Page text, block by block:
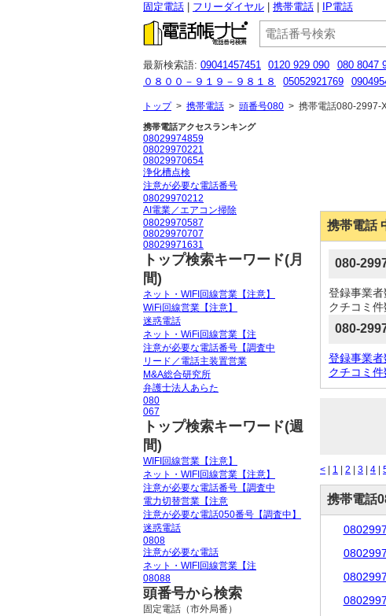
固定電話 フリーダイヤル 携帯電話 IP電話
最新検索語: 09041457451 0120 929 090 080 8047
０８００－９１９－９８１８
05052921769
トップ> 携帯電話 > 頭番号080 > 携帯電話080-2997-
携帯電話
080-
登録事業
クチコミ
080-
登録事業
クチコミ
< 1 2 3 4
携帯電話
携帯電話アクセスランキング
08029974859
08029970221
08029970654
浄化槽点検
注意が必要な電話番号
08029970212
AI電業／エアコン掃除
08029970587
08029970707
08029971631
トップ検索キーワード(月
間)
ネット・WIFI回線営業【注意】
WiFi回線営業【注意】
迷惑電話
ネット・WiFi回線営業【注
注意が必要な電話番号【調査中
リード／電話主装置営業
M&A総合研究所
弁護士法人あらた
080
067
トップ検索キーワード(週
間)
WIFI回線営業【注意】
ネット・WIFI回線営業【注意】
注意が必要な電話番号【調査中
電力切替営業【注意
注意が必要な電話050番号【調査中】
迷惑電話
0808
注意が必要な電話
ネット・WIFI回線営業【注
08088
頭番号から検索
固定電話（市外局番）